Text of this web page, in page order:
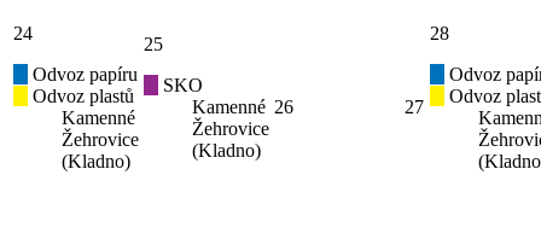
24
Odvoz papíru
Odvoz plastů
Kamenné
Žehrovice
(Kladno)
25
SKO
Kamenné
Žehrovice
(Kladno)
26 27
28
Odvoz
Odvoz